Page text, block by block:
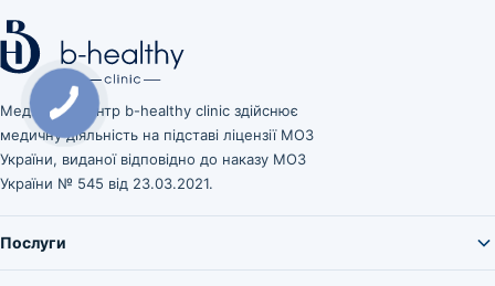
Медичний центр b-healthy clinic здійснює
медичну діяльність на підставі ліцензії МОЗ
України, виданої відповідно до наказу МОЗ
України № 545 від 23.03.2021.
Послуги